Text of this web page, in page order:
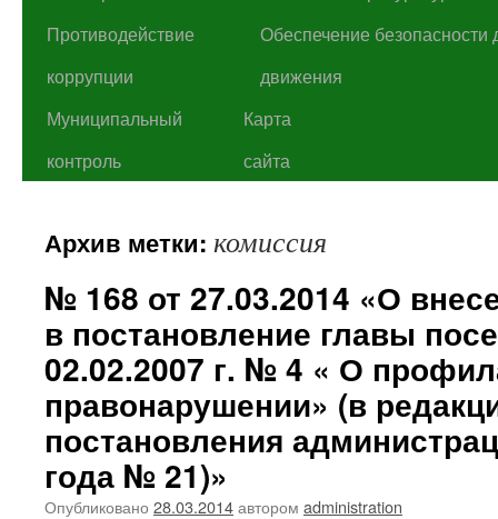
Противодействие
коррупции
Обеспечение безопасности
движения
Муниципальный
контроль
Карта
сайта
Архив метки: комиссия
№ 168 от 27.03.2014 «О
в постановление главы
02.02.2007 г. № 4 « О
правонарушении» (в
постановления
года № 21)»
Опубликовано 28.03.2014автором administration